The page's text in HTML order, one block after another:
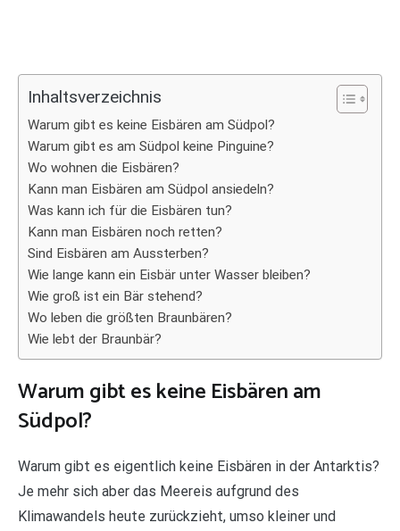
Inhaltsverzeichnis
Warum gibt es keine Eisbären am Südpol?
Warum gibt es am Südpol keine Pinguine?
Wo wohnen die Eisbären?
Kann man Eisbären am Südpol ansiedeln?
Was kann ich für die Eisbären tun?
Kann man Eisbären noch retten?
Sind Eisbären am Aussterben?
Wie lange kann ein Eisbär unter Wasser bleiben?
Wie groß ist ein Bär stehend?
Wo leben die größten Braunbären?
Wie lebt der Braunbär?
Warum gibt es keine Eisbären am
Südpol?
Warum gibt es eigentlich keine Eisbären in der Antarktis?
Je mehr sich aber das Meereis aufgrund des
Klimawandels heute zurückzieht, umso kleiner und